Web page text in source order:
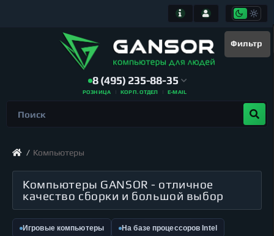
Фильтр
8 (495) 235-88-35
РОЗНИЦА КОРП. ОТДЕЛ E-MAIL
Компьютеры
Компьютеры GANSOR - отличное
качество сборки и большой выбор
Игровые компьютеры На базе процессоров Intel